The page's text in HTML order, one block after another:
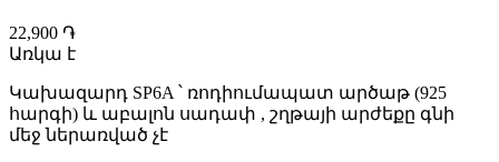
22,900 ֏
Առկա է
Կախազարդ SP6A ՝ ռոդիումապատ արծաթ (925
հարգի) և աբալոն սադափ , շղթայի արժեքը գնի
մեջ ներառված չէ